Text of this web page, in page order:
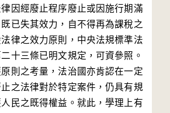
因經廢止程序廢止或因施行期滿
已失其效力，自不得再為課稅之
律之效力原則，中央法規標準法
十三條已明文規定，可資參照。
則之考量，法治國亦肯認在一定
之法律對於特定案件，仍具有規
民之既得權益。就此，學理上有